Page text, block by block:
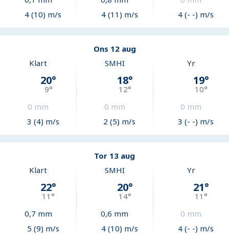
4 (10) m/s
4 (11) m/s
4 (- -) m/s
Ons 12 aug
Klart
20°
9°
0 mm
3 (4) m/s
SMHI
18°
12°
0 mm
2 (5) m/s
Yr
19°
10°
0 mm
3 (- -) m/s
Tor 13 aug
Klart
22°
11°
0,7 mm
5 (9) m/s
SMHI
20°
14°
0,6 mm
4 (10) m/s
Yr
21°
11°
0 mm
4 (- -) m/s